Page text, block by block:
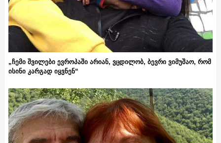
„ჩემი შვილები ევროპაში არიან, ვცდილობ, ბევრი ვიმუშაო, რომ
ისინი კარგად იყვნენ“